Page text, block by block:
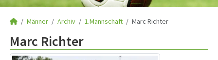
Männer Archiv 1.Mannschaft Marc Richter
Marc Richter